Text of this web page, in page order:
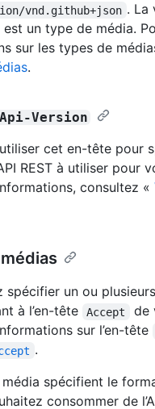
vnd.github+json . La
est un type de média.
sur les types de
.
Version
cet en-tête pour
REST à utiliser pour
consultez «
spécifier un ou
à l’en-tête
Accept
de
sur l’en-tête
.
spécifient le
consommer de